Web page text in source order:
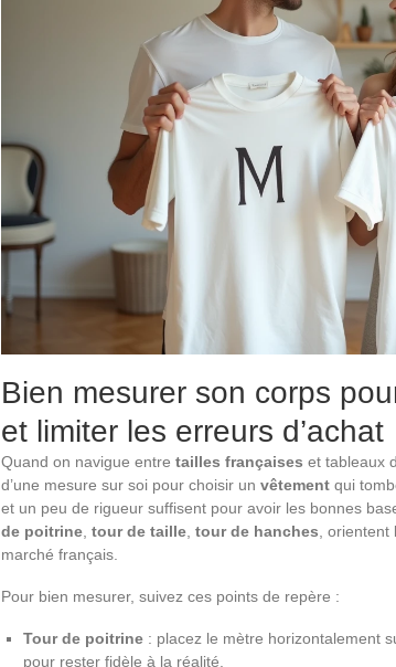
Bien mesurer son corps
et limiter les erreurs d’achat
Quand on navigue entre tailles françaises et tableaux
d’une mesure sur soi pour choisir un vêtement qui
et un peu de rigueur suffisent pour avoir les bonnes
de poitrine tour de taille tour de hanches ,
marché français.
Pour bien mesurer, suivez ces points de repère :
Tour de poitrine : placez le mètre horizontalement
pour rester fidèle à la réalité.